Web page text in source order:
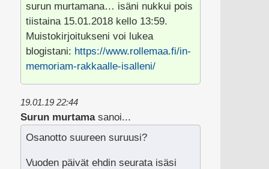
surun murtamana… isäni nukkui pois
tiistaina 15.01.2018 kello 13:59.
Muistokirjoitukseni voi lukea
blogistani: https://www.rollemaa.fi/in-
memoriam-rakkaalle-isalleni/
19.01.19 22:44
Surun murtamasanoi...
Osanotto suureen suruusi?
Vuoden päivät ehdin seurata isäsi